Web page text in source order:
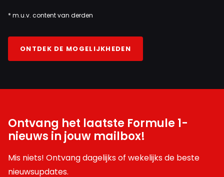
* m.u.v. content van derden
ONTDEK DE MOGELIJKHEDEN
Ontvang het laatste Formule 1-
nieuws in jouw mailbox!
Mis niets! Ontvang dagelijks of wekelijks de beste
nieuwsupdates.